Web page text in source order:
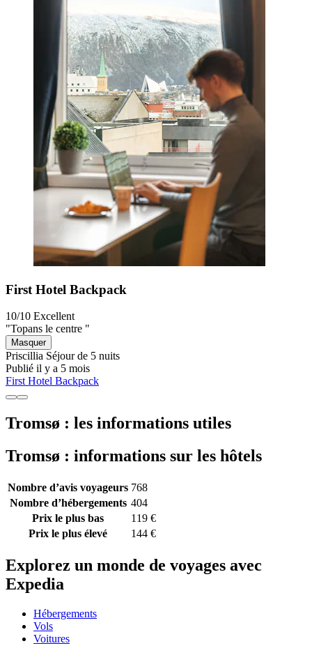
First Hotel Backpack
10/10 Excellent
"Topans le centre "
Masquer
Priscillia Séjour de 5 nuits
Publié il y a 5 mois
First Hotel Backpack
Tromsø : les informations utiles
Tromsø : informations sur les hôtels
Nombre d’avis voyageurs 768
Nombre d’hébergements 404
Prix le plus bas
119 €
Prix le plus élevé
144 €
Explorez un monde de voyages avec
Expedia
Hébergements
Vols
Voitures